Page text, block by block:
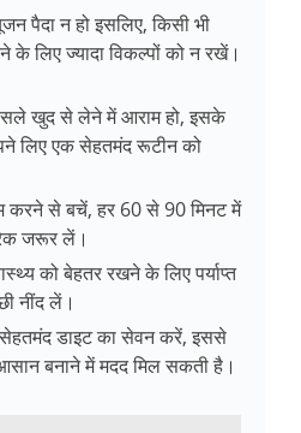
पैदा न हो इसलिए, किसी भी
के लिए ज्यादा विकल्पों को न रखें।
खुद से लेने में आराम हो, इसके
लिए एक सेहतमंद रूटीन को
करने से बचें, हर 60 से 90 मिनट में
जरूर लें।
को बेहतर रखने के लिए पर्याप्त
नींद लें।
सेहतमंद डाइट का सेवन करें, इससे
बनाने में मदद मिल सकती है।